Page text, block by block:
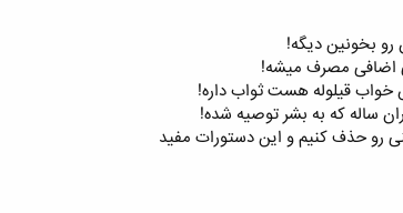
رو بخونین دیگه!
اضافی مصرف میشه!
قیلوله هست ثواب داره!
ساله که به بشر توصیه شده!
رو حذف کنیم و این دستورات مفید